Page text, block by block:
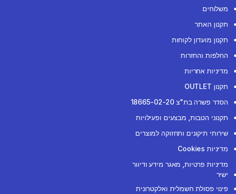
משלוחים
תקנון האתר
תקנון מועדון לקוחות
החלפות והחזרות
מדיניות אחריות
תקנון OUTLET
הסדר פשרה בת"צ 18665-02-20
תקנוני הטבות, מבצעים ופעילויות
שירותי תיקונים ותחזוקה למוצרים
מדיניות Cookies
מדיניות פרטיות, מאגר מידע ודיוור
ישיר
פינוי פסולת חשמלית ואלקטרונית